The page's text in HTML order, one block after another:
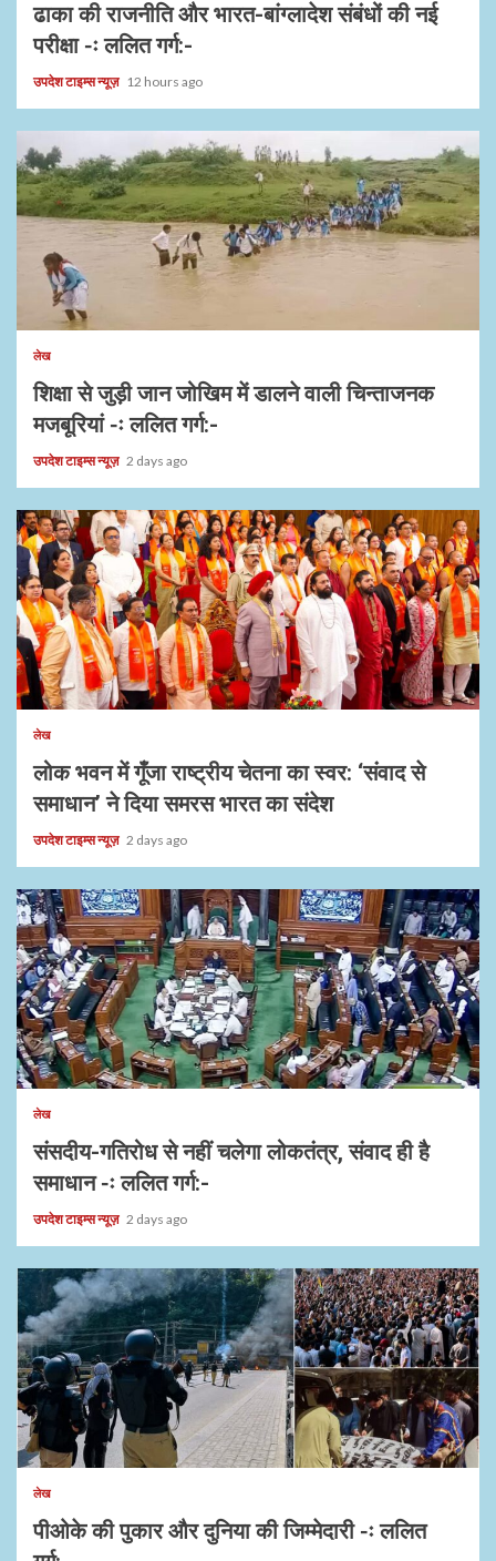
ढाका की राजनीति और भारत-बांग्लादेश संबंधों की नई
परीक्षा -ः ललित गर्ग:-
उपदेश टाइम्स न्यूज़ 12 hours ago
1 min read
लेख
शिक्षा से जुड़ी जान जोखिम में डालने वाली चिन्ताजनक
मजबूरियां -ः ललित गर्ग:-
उपदेश टाइम्स न्यूज़ 2 days ago
1 min read
लेख
लोक भवन में गूँजा राष्ट्रीय चेतना का स्वर: ‘संवाद से
समाधान’ ने दिया समरस भारत का संदेश
उपदेश टाइम्स न्यूज़ 2 days ago
1 min read
लेख
संसदीय-गतिरोध से नहीं चलेगा लोकतंत्र, संवाद ही है
समाधान -ः ललित गर्ग:-
उपदेश टाइम्स न्यूज़ 2 days ago
1 min read
लेख
पीओके की पुकार और दुनिया की जिम्मेदारी -ः ललित